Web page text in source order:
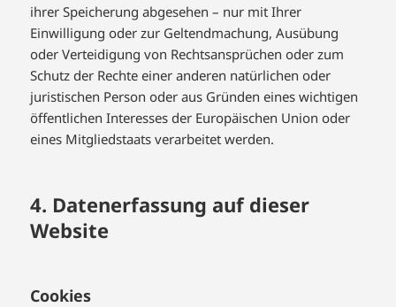
ihrer Speicherung abgesehen – nur mit Ihrer
Einwilligung oder zur Geltendmachung, Ausübung
oder Verteidigung von Rechtsansprüchen oder zum
Schutz der Rechte einer anderen natürlichen oder
juristischen Person oder aus Gründen eines wichtigen
öffentlichen Interesses der Europäischen Union oder
eines Mitgliedstaats verarbeitet werden.
4. Datenerfassung auf dieser
Website
Cookies